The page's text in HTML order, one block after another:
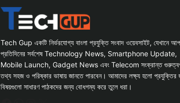
Tech Gup একটি নির্ভরযোগ্য বাংলা প্রযুক্তি সংবাদ ওয়েবসাইট, যেখানে
প্রতিদিনের সর্বশেষ Technology News, Smartphone Update,
Mobile Launch, Gadget News এবং Telecom সংক্রান্ত
তথ্য সহজ ও পরিষ্কার ভাষায় জানতে পারবেন। আমাদের লক্ষ্য হলো প্রযুক্তির
বিষয়গুলো সাধারণ পাঠকদের জন্য বোধগম্য করে তুলে ধরা।